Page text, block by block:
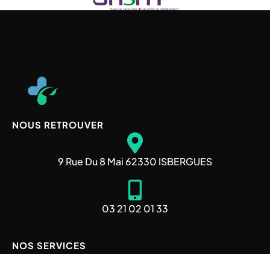
NOUS RETROUVER
9 Rue Du 8 Mai 62330 ISBERGUES
03 21 02 01 33
NOS SERVICES